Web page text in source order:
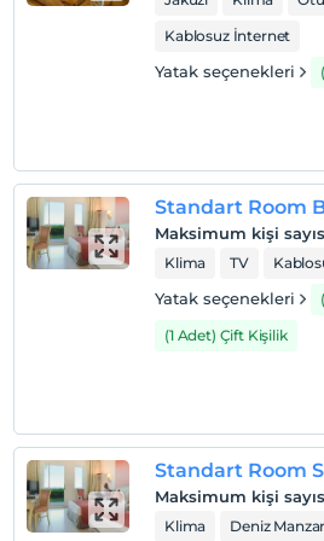
Evcil hayvan kabul
Sigara
Odalarda sigara içilmez
0 yaşına kadar olan bebekler
Her bir oda için 12 yaşına kadar 1
Kablosuz İnternet
Yatak seçenekleri
Maksimum kişi
Klima TV
Yatak seçenekleri
(1 Adet) Çift Kişilik
Standart Room
Maksimum kişi
Klima Deniz